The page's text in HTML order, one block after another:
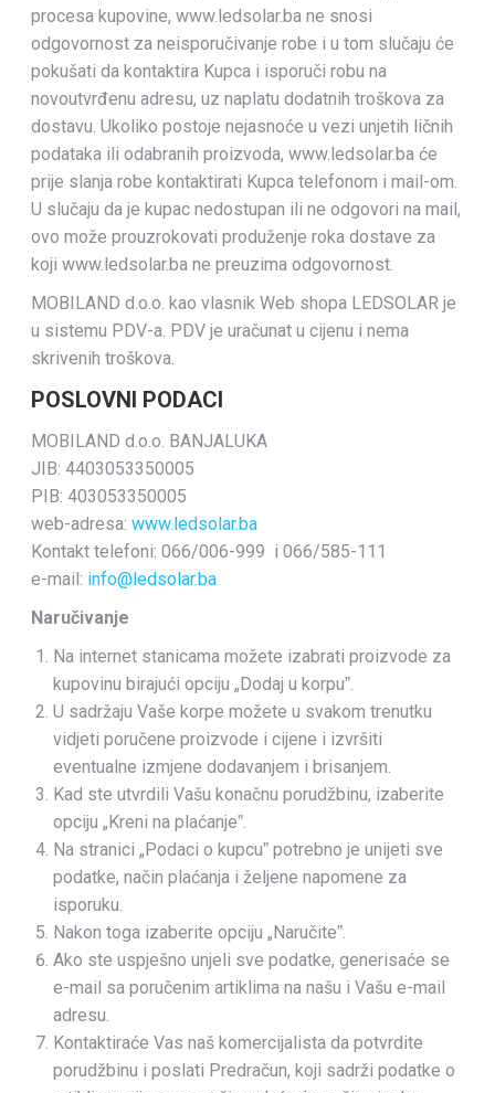
procesa kupovine, www.ledsolar.ba ne snosi
odgovornost za neisporučivanje robe i u tom slučaju će
pokušati da kontaktira Kupca i isporuči robu na
novoutvrđenu adresu, uz naplatu dodatnih troškova za
dostavu. Ukoliko postoje nejasnoće u vezi unjetih ličnih
podataka ili odabranih proizvoda, www.ledsolar.ba će
prije slanja robe kontaktirati Kupca telefonom i mail-om.
U slučaju da je kupac nedostupan ili ne odgovori na mail,
ovo može prouzrokovati produženje roka dostave za
koji www.ledsolar.ba ne preuzima odgovornost.
MOBILAND d.o.o. kao vlasnik Web shopa LEDSOLAR je
u sistemu PDV-a. PDV je uračunat u cijenu i nema
skrivenih troškova.
POSLOVNI PODACI
MOBILAND d.o.o. BANJALUKA
JIB: 4403053350005
PIB: 403053350005
web-adresa: www.ledsolar.ba
Kontakt telefoni: 066/006-999 i 066/585-111
e-mail: info@ledsolar.ba
Naručivanje
Na internet stanicama možete izabrati proizvode za
kupovinu birajući opciju „Dodaj u korpuˮ.
U sadržaju Vaše korpe možete u svakom trenutku
vidjeti poručene proizvode i cijene i izvršiti
eventualne izmjene dodavanjem i brisanjem.
Kad ste utvrdili Vašu konačnu porudžbinu, izaberite
opciju „Kreni na plaćanjeˮ.
Na stranici „Podaci o kupcuˮ potrebno је unijeti sve
podatke, način plaćanja i željene napomene za
isporuku.
Nakon toga izaberite opciju „Naručiteˮ.
Ako ste uspješno unjeli sve podatke, generisaće se
е-mail sa poručenim artiklima na našu i Vašu е-mail
adresu.
Kontaktiraće Vas naš komercijalista da potvrdite
porudžbinu i poslati Predračun, koji sadrži podatke o